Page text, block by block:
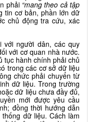
phải “mang theo cả tập
tin cơ bản, phần lớn dữ
chủ động tra cứu, xác
với người dân, các quy
với cơ quan nhà nước.
tục hành chính phải chủ
trong các cơ sở dữ liệu
chức phải chuyển từ
dữ liệu. Trong trường
dữ liệu chưa đầy đủ,
mới được yêu cầu
đồng thời hướng dẫn
dữ liệu. Cách làm